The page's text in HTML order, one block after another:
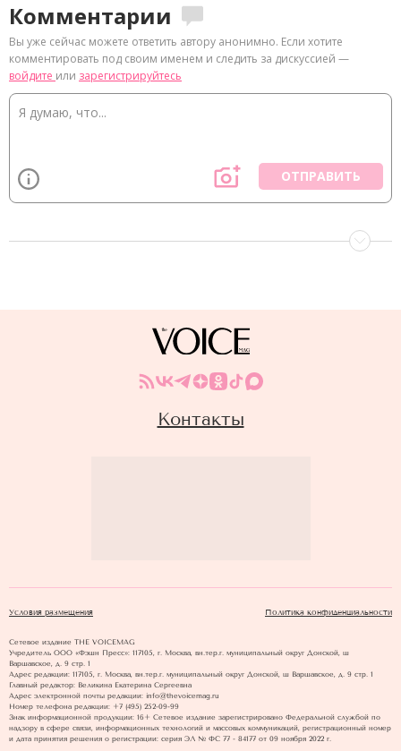
Комментарии
Вы уже сейчас можете ответить автору анонимно. Если хотите
комментировать под своим именем и следить за дискуссией —
войдите или зарегистрируйтесь
ОТПРАВИТЬ
Контакты
Условия размещения Политика конфиденциальности
Сетевое издание THE VOICEMAG
Учредитель ООО «Фэшн Пресс»: 117105, г. Москва, вн.тер.г. муниципальный округ Донской, ш
Варшавское, д. 9 стр. 1
Адрес редакции: 117105, г. Москва, вн.тер.г. муниципальный округ Донской, ш Варшавское, д. 9 стр. 1
Главный редактор: Великина Екатерина Сергеевна
Адрес электронной почты редакции: info@thevoicemag.ru
Номер телефона редакции: +7 (495) 252-09-99
Знак информационной продукции: 16+ Cетевое издание зарегистрировано Федеральной службой по
надзору в сфере связи, информационных технологий и массовых коммуникаций, регистрационный номер
и дата принятия решения о регистрации: серия ЭЛ № ФС 77 - 84177 от 09 ноября 2022 г.